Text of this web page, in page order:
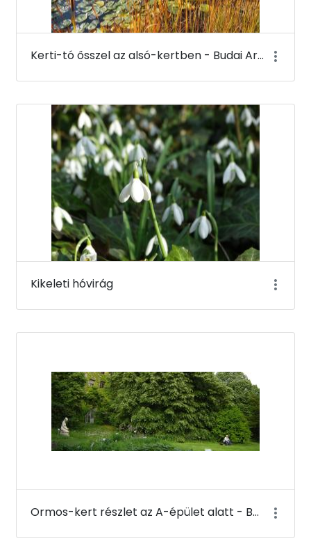
Kerti-tó ősszel az alsó-kertben - Budai Arborétum
Kikeleti hóvirág
Ormos-kert részlet az A-épület alatt - Budai Arborétum